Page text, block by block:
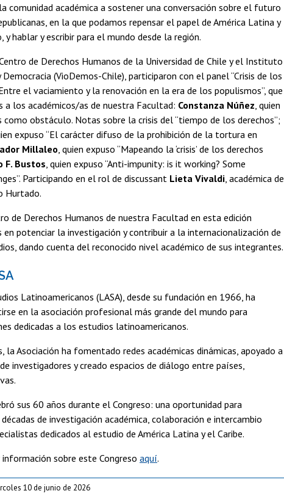
comunidad académica a sostener una conversación sobre el futuro
en la que podamos repensar el papel de América Latina y
y hablar y escribir para el mundo desde la región.
de Derechos Humanos de la Universidad de Chile y el Instituto
(VioDemos-Chile), participaron con el panel “Crisis de los
el vaciamiento y la renovación en la era de los populismos”, que
los académicos/as de nuestra Facultad: Constanza Núñez , quien
como obstáculo. Notas sobre la crisis del “tiempo de los derechos”;
expuso “El carácter difuso de la prohibición de la tortura en
Millaleo , quien expuso “Mapeando la ‘crisis’ de los derechos
F. Bustos , quien expuso “Anti-impunity: is it working? Some
Participando en el rol de discussant Lieta Vivaldi , académica de
Hurtado.
de Derechos Humanos de nuestra Facultad en esta edición
potenciar la investigación y contribuir a la internacionalización de
dando cuenta del reconocido nivel académico de sus integrantes.
Latinoamericanos (LASA), desde su fundación en 1966, ha
en la asociación profesional más grande del mundo para
dedicadas a los estudios latinoamericanos.
la Asociación ha fomentado redes académicas dinámicas, apoyado a
investigadores y creado espacios de diálogo entre países,
sus 60 años durante el Congreso: una oportunidad para
de investigación académica, colaboración e intercambio
dedicados al estudio de América Latina y el Caribe.
sobre este Congreso aquí.
10 de junio de 2026